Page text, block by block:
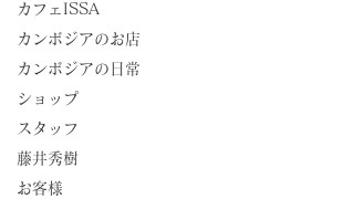
カフェISSA
カンボジアのお店
カンボジアの日常
ショップ
スタッフ
藤井秀樹
お客様